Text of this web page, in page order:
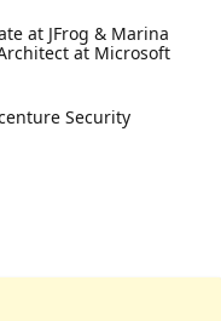
at JFrog & Marina
at Microsoft
Security